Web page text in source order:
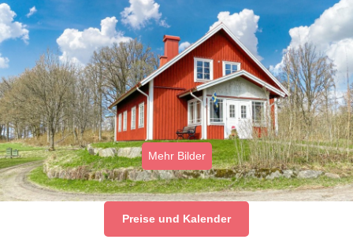
Mehr Bilder
Preise und Kalender